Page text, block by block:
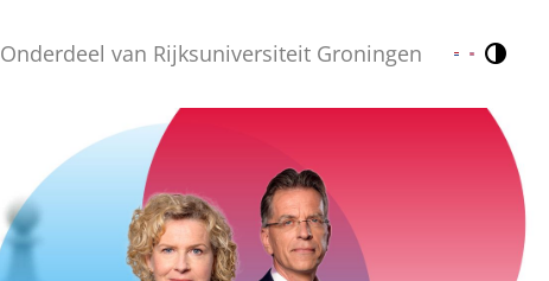
Onderdeel van Rijksuniversiteit Groningen Nederlands
English